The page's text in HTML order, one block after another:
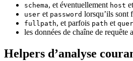
schema, et éventuellement host et
user et password lorsqu’ils sont
fullpath, et parfois path et
les données de chaîne de requête
Helpers d’analyse